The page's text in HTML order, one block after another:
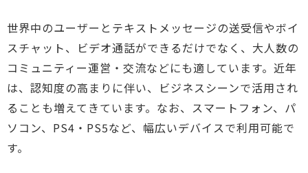
世界中のユーザーとテキストメッセージの送受信やボイ
スチャット、ビデオ通話ができるだけでなく、大人数の
コミュニティー運営・交流などにも適しています。近年
は、認知度の高まりに伴い、ビジネスシーンで活用され
ることも増えてきています。なお、スマートフォン、パ
ソコン、PS4・PS5など、幅広いデバイスで利用可能で
す。